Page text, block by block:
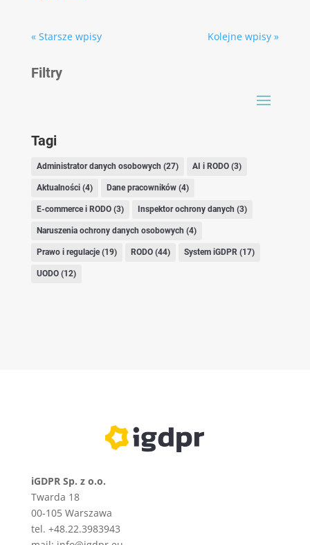
« Starsze wpisy Kolejne wpisy »
Filtry
Tagi
Administrator danych osobowych (27) AI i RODO(3)
Aktualności(4) Dane pracowników(4)
E-commerce i RODO(3) Inspektor ochrony danych (3)
Naruszenia ochrony danych osobowych (4)
Prawo i regulacje(19) RODO(44) System iGDPR(17)
UODO(12)
iGDPR Sp. z o.o.
Twarda 18
00-105 Warszawa
tel. +48.22.3983943